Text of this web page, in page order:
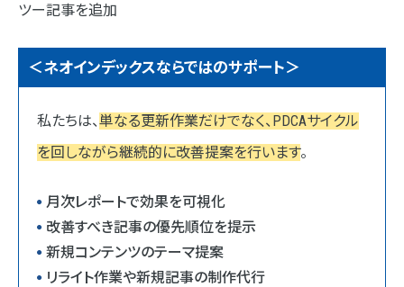
ツー記事を追加
＜ネオインデックスならではのサポート＞
私たちは、単なる更新作業だけでなく、PDCAサイクル
を回しながら継続的に改善提案を行います。
月次レポートで効果を可視化
改善すべき記事の優先順位を提示
新規コンテンツのテーマ提案
リライト作業や新規記事の制作代行